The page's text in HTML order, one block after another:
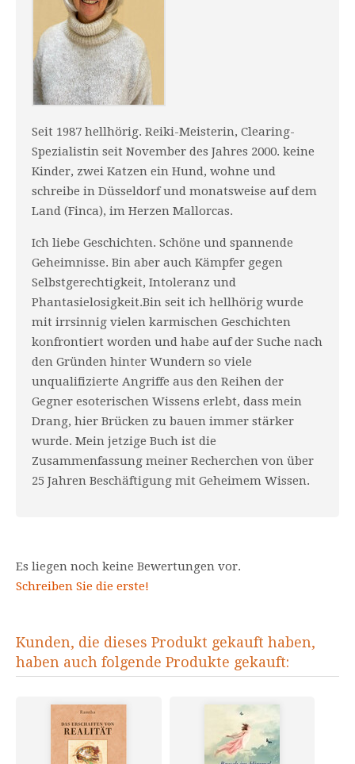
Seit 1987 hellhörig. Reiki-Meisterin, Clearing-
Spezialistin seit November des Jahres 2000. keine
Kinder, zwei Katzen ein Hund, wohne und
schreibe in Düsseldorf und monatsweise auf dem
Land (Finca), im Herzen Mallorcas.
Ich liebe Geschichten. Schöne und spannende
Geheimnisse. Bin aber auch Kämpfer gegen
Selbstgerechtigkeit, Intoleranz und
Phantasielosigkeit.Bin seit ich hellhörig wurde
mit irrsinnig vielen karmischen Geschichten
konfrontiert worden und habe auf der Suche nach
den Gründen hinter Wundern so viele
unqualifizierte Angriffe aus den Reihen der
Gegner esoterischen Wissens erlebt, dass mein
Drang, hier Brücken zu bauen immer stärker
wurde. Mein jetzige Buch ist die
Zusammenfassung meiner Recherchen von über
25 Jahren Beschäftigung mit Geheimem Wissen.
Es liegen noch keine Bewertungen vor.
Schreiben Sie die erste!
Kunden, die dieses Produkt gekauft haben,
haben auch folgende Produkte gekauft: